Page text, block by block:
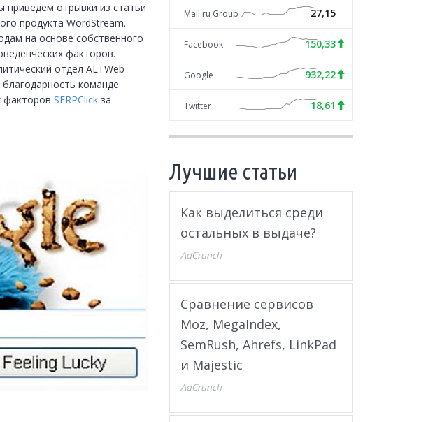
отрывки из статьи
продукта WordStream.
на основе собственного
факторов.
отдел ALTWeb
команде
факторов SERPClick за
Mail.ru Group 27,15
Facebook 150,33
Google 932,22
Twitter 18,61
Лучшие статьи
Как выделиться среди
остальных в выдаче?
AdCrunch
Сравнение сервисов
Moz, MegaIndex,
SemRush, Ahrefs, LinkPad
и Majestic
AdCrunch